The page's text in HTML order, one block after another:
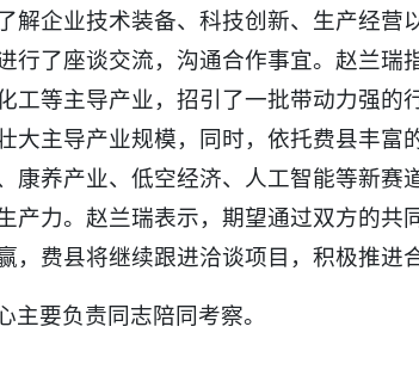
解企业技术装备、科技创新、生产经营
行了座谈交流，沟通合作事宜。赵兰瑞
工等主导产业，招引了一批带动力强的
大主导产业规模，同时，依托费县丰富
康养产业、低空经济、人工智能等新赛
产力。赵兰瑞表示，期望通过双方的共
，费县将继续跟进洽谈项目，积极推进
主要负责同志陪同考察。